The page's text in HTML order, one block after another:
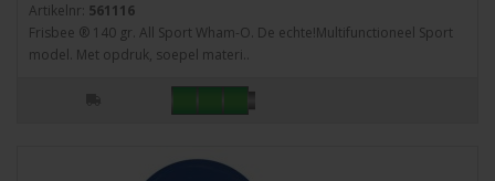
Artikelnr: 561116
Frisbee ® 140 gr. All Sport Wham-O. De echte!Multifunctioneel Sport
model. Met opdruk, soepel materi..